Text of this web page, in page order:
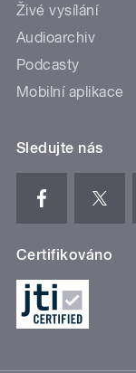
Živé vysílání
Audioarchiv
Podcasty
Mobilní aplikace
Sledujte nás
Certifikováno